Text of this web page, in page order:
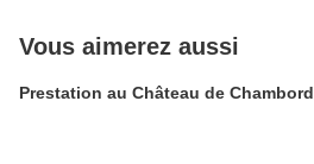
Vous aimerez aussi
Prestation au Château de Chambord